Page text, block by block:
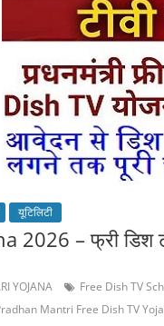
यूटिलिटी
2026 – फ्री डिश
YOJANA Free Dish TV
Mantri Free Dish TV